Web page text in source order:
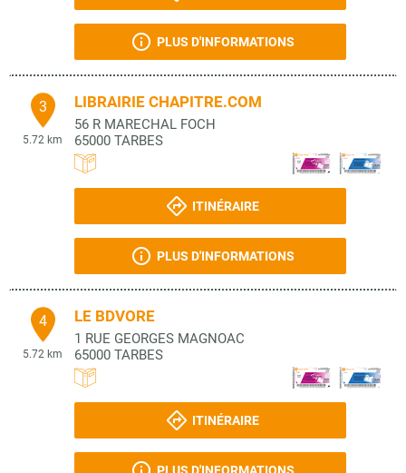
PLUS D'INFORMATIONS
3
5.72 km
LIBRAIRIE CHAPITRE.COM
56 R MARECHAL FOCH
65000 TARBES
ITINÉRAIRE
PLUS D'INFORMATIONS
4
5.72 km
LE BDVORE
1 RUE GEORGES MAGNOAC
65000 TARBES
ITINÉRAIRE